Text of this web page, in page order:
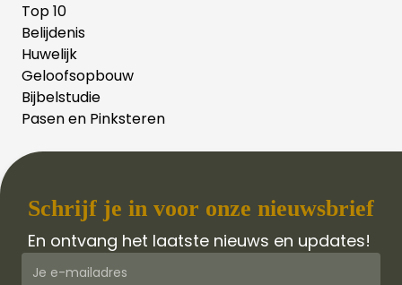
Top 10
Belijdenis
Huwelijk
Geloofsopbouw
Bijbelstudie
Pasen en Pinksteren
Schrijf je in voor onze nieuwsbrief
En ontvang het laatste nieuws en updates!